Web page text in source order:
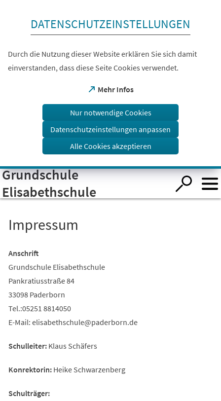
Visuelle
Assistenzsoftware
öffnen.
DATENSCHUTZEINSTELLUNGEN
Durch die Nutzung dieser Website erklären Sie sich damit
einverstanden, dass diese Seite Cookies verwendet.
Mehr Infos
(Öffnet
einem
Tab)
Nur notwendige Cookies
Datenschutzeinstellungen anpassen
Alle Cookies akzeptieren
Grundschule
Elisabethschule
Impressum
Anschrift
Grundschule Elisabethschule
Pankratiusstraße 84
33098 Paderborn
Tel.:05251 8814050
E-Mail: elisabethschule paderborn de
Schulleiter:Klaus Schäfers
Konrektorin:Heike Schwarzenberg
Schulträger: